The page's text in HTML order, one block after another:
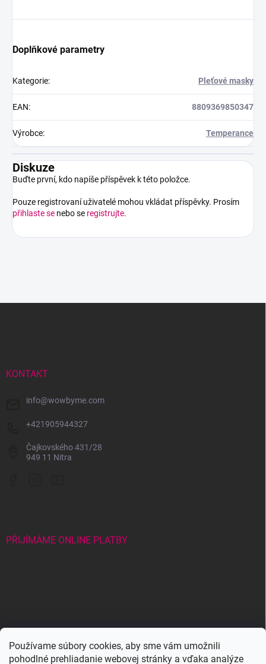
Používame súbory cookies, aby sme vám umožnili
pohodlné prehliadanie webovej stránky a vďaka analýze
Doplňkové parametry
Kategorie: Pleťové masky
EAN: 8809369850347
Výrobce: Temperance
Diskuze
Buďte první, kdo napíše příspěvek k této položce.
Pouze registrovaní uživatelé mohou vkládat příspěvky. Prosím
přihlaste se nebo se registrujte.
KONTAKT
info@wowbyme.com
+421905944327
Čajkovského 431/28
949 11 Nitra
PŘIJÍMÁME ONLINE PLATBY